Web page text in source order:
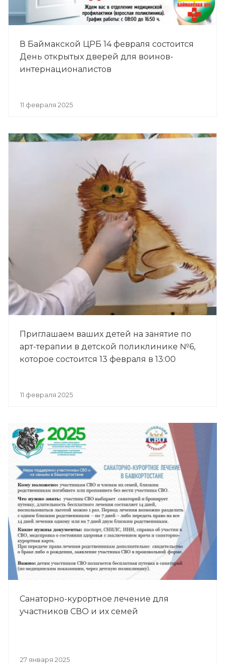
В Баймакской ЦРБ 14 февраля состоится
День открытых дверей для воинов-
интернационалистов
11 февраля 2025
Приглашаем ваших детей на занятие по
арт-терапии в детской поликлинике №6,
которое состоится 13 февраля в 13:00
11 февраля 2025
Санаторно-курортное лечение для
участников СВО и их семей
27 января 2025